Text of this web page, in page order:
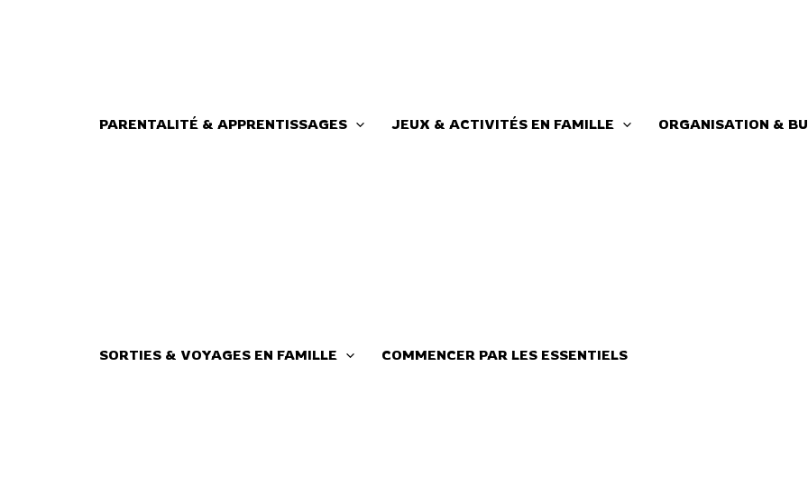
PARENTALITÉ & APPRENTISSAGES JEUX & ACTIVITÉS EN FAMILLE ORGANISATION &
SORTIES & VOYAGES EN FAMILLE COMMENCER PAR LES ESSENTIELS